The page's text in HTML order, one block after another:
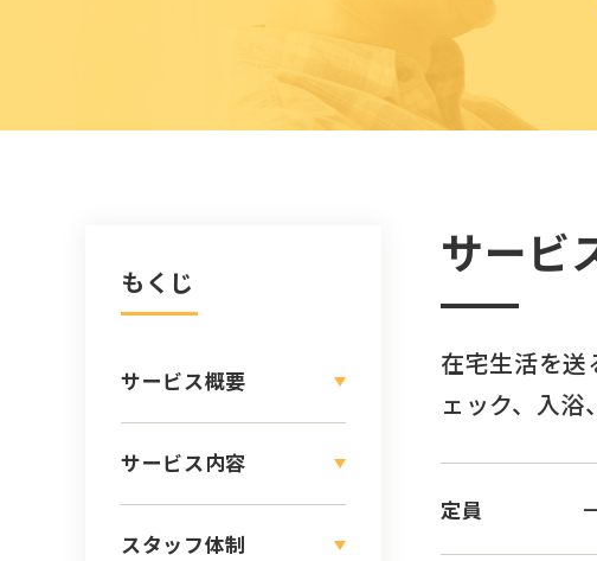
もくじ
サービス概要
サービス内容
スタッフ体制
サービ
在宅生活を
ェック、入浴
定員